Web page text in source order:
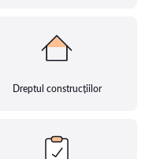
Dreptul construcțiilor